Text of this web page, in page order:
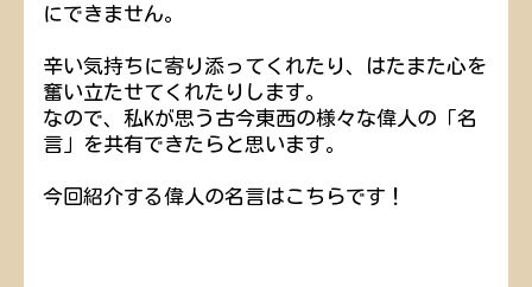
にできません。
辛い気持ちに寄り添ってくれたり、はたまた心を
奮い立たせてくれたりします。
なので、私Kが思う古今東西の様々な偉人の「名
言」を共有できたらと思います。
今回紹介する偉人の名言はこちらです！